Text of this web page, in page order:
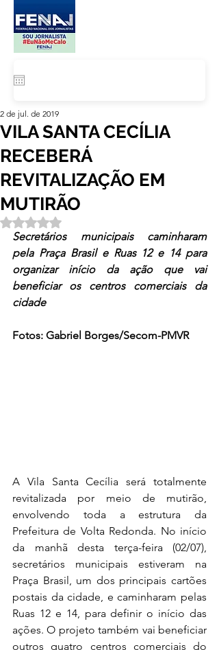
VILA SANTA CECÍLIA
RECEBERÁ
REVITALIZAÇÃO EM
MUTIRÃO
2 de jul. de 2019
Avaliado com NaN de 5 estrelas.
Secretários municipais caminharam
pela Praça Brasil e Ruas 12 e 14 para
organizar início da ação que vai
beneficiar os centros comerciais da
cidade
Fotos: Gabriel Borges/Secom-PMVR
A Vila Santa Cecília será totalmente
revitalizada por meio de mutirão,
envolvendo toda a estrutura da
Prefeitura de Volta Redonda. No início
da manhã desta terça-feira (02/07),
secretários municipais estiveram na
Praça Brasil, um dos principais cartões
postais da cidade, e caminharam pelas
Ruas 12 e 14, para definir o início das
ações. O projeto também vai beneficiar
outros quatro centros comerciais do